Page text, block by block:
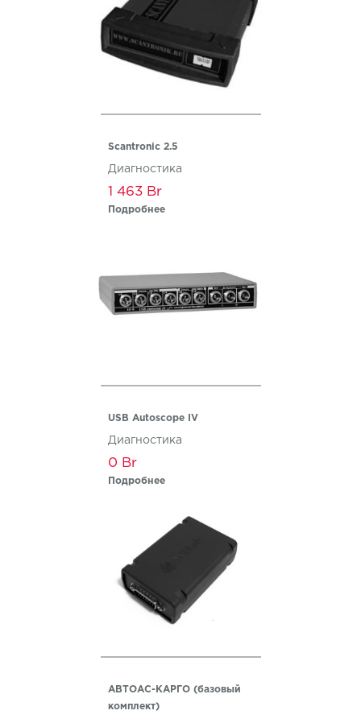
Scantronic 2.5
Диагностика
1 463
Подробнее
USB Autoscope IV
Диагностика
0
Подробнее
АВТОАС-КАРГО (базовый
комплект)